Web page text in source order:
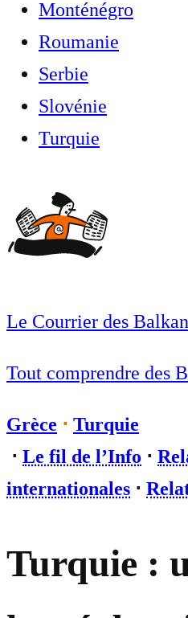
Monténégro
Roumanie
Serbie
Slovénie
Turquie
Le Courrier des
Tout comprendre des
Grèce ⋅ Turquie
⋅ Le fil de l’Info ⋅
internationales ⋅
Turquie :